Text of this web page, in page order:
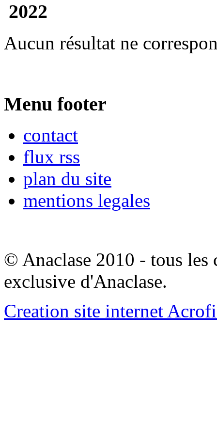
2022
Aucun résultat ne
Menu footer
contact
flux rss
plan du site
mentions legales
© Anaclase 2010 - tous les
exclusive d'Anaclase.
Creation site internet